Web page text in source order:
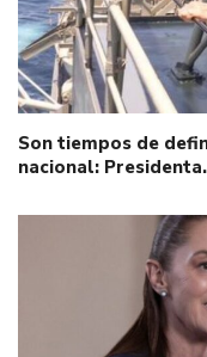
Son tiempos de
nacional: